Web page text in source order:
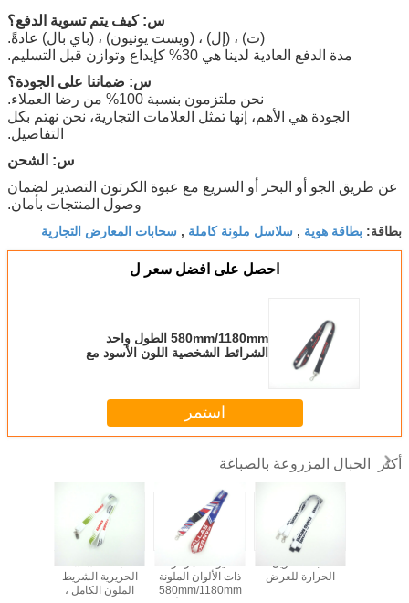
س: كيف يتم تسوية الدفع؟
(ت) ، (إل) ، (ويست يونيون) ، (باي بال) عادةً.
مدة الدفع العادية لدينا هي 30% كإيداع وتوازن قبل التسليم.
س: ضماننا على الجودة؟
نحن ملتزمون بنسبة 100% من رضا العملاء.
الجودة هي الأهم، إنها تمثل العلامات التجارية، نحن نهتم بكل
التفاصيل.
س: الشحن
عن طريق الجو أو البحر أو السريع مع عبوة الكرتون التصدير لضمان
وصول المنتجات بأمان.
بطاقة: بطاقة هوية , سلاسل ملونة كاملة , سحابات المعارض التجارية
احصل على افضل سعر ل
580mm/1180mm الطول واحد
الشرائط الشخصية اللون الأسود مع
استمر
أكثر الحبال المزروعة بالصباغة
طباعة الشاشة
الحريرية الشريط
الملون الكامل ،
الخيوط المزخرفة
ذات الألوان الملونة
580mm/1180mm
طباعة تحويل
الحرارة للعرض